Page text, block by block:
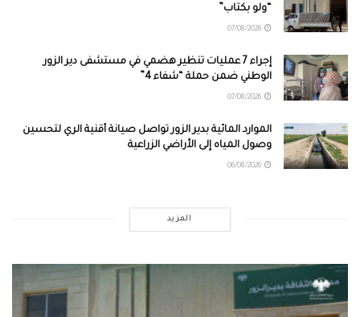
“ولو بكتاب”
إجراء 7 عمليات تنظير هضمي في مستشفى دير الزور
الوطني ضمن حملة “شفاء 4”
الموارد المائية بدير الزور تواصل صيانة أقنية الري لتحسين
وصول المياه إلى الأراضي الزراعية
المزيد